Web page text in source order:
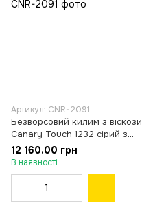
Артикул: CNR-2091
Безворсовий килим з віскози
Canary Touch 1232 сірий з
бежевим, Ø 160 см
12 160.00 грн
В наявності